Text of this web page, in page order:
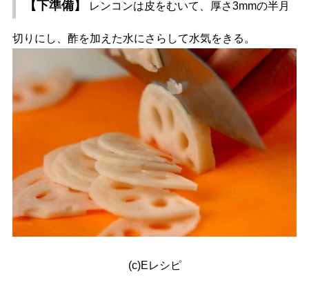
【下準備】 レンコンは皮をむいて、厚さ3mmの半月
切りにし、酢を加えた水にさらして水気をきる。
(c)Eレシピ